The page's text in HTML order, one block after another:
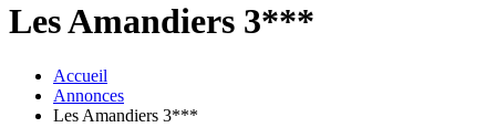
Les Amandiers 3***
Accueil
Annonces
Les Amandiers 3***